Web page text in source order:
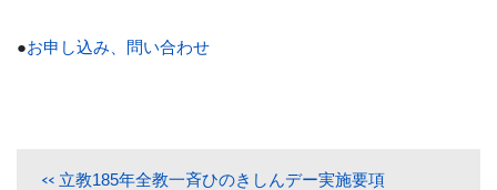
●お申し込み、問い合わせ
立教185年全教一斉ひのきしんデー実施要項